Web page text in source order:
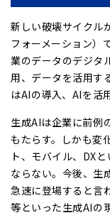
新しい破壊サイクル
フォーメーション）
業のデータのデジタ
用、データを活用す
はAIの導入、AIを活
生成AIは企業に前例
もたらす。しかも変
ト、モバイル、DX
ならない。今後、生
急速に登場すると言
等といった生成AIの